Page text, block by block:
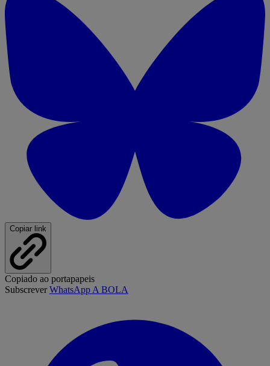
Copiar link
Copiado ao portapapeis
SubscreverWhatsApp A BOLA